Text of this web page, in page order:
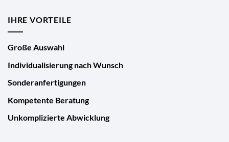
IHRE VORTEILE
Große Auswahl
Individualisierung nach Wunsch
Sonderanfertigungen
Kompetente Beratung
Unkomplizierte Abwicklung